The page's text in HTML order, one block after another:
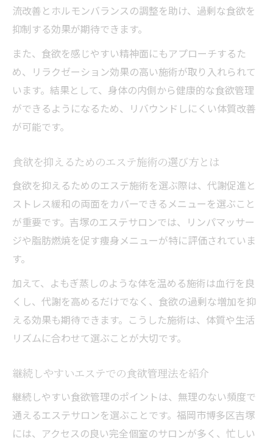
流改善とホルモンバランスの調整を助け、過剰な食欲を
抑制する効果が期待できます。
また、食欲を感じやすい精神面にもアプローチするた
め、リラクゼーション効果の高い施術が取り入れられて
います。結果として、身体の内側から健康的な食欲管理
ができるようになるため、リバウンドしにくい体質改善
が可能です。
食欲を抑えるためのエステ施術の選び方とは
食欲を抑えるためのエステ施術を選ぶ際は、代謝促進と
ストレス緩和の両面をカバーできるメニューを選ぶこと
が重要です。吉塚のエステサロンでは、リンパマッサー
ジや脂肪燃焼を促す痩身メニューが特に評価されていま
す。
加えて、よもぎ蒸しのような体を温める施術は血行を良
くし、代謝を高めるだけでなく、食欲の過剰な増加を抑
える効果も期待できます。こうした施術は、体質や生活
リズムに合わせて選ぶことが大切です。
継続しやすいエステでの食欲管理法を紹介
継続しやすい食欲管理のポイントは、無理のない頻度で
通えるエステサロンを選ぶことです。福岡市博多区吉塚
には、アクセスの良い完全個室のサロンが多く、忙しい